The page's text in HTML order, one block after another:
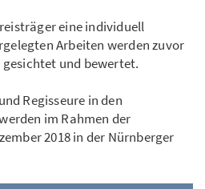
eine individuell
Arbeiten werden zuvor
und bewertet.
Regisseure in den
im Rahmen der
2018 in der Nürnberger